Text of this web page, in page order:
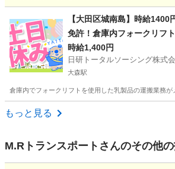
王子神谷駅 ドライバー 貨物
【大田区城南島】時給
免許！倉庫内フォークリフ
躍中
時給1,400円
日研トータルソーシング株式
大森駅
倉庫内でフォークリフトを使用した乳製品の運搬業務
東京 大田区
もっと見る
M.Rトランスポート さんのその他の